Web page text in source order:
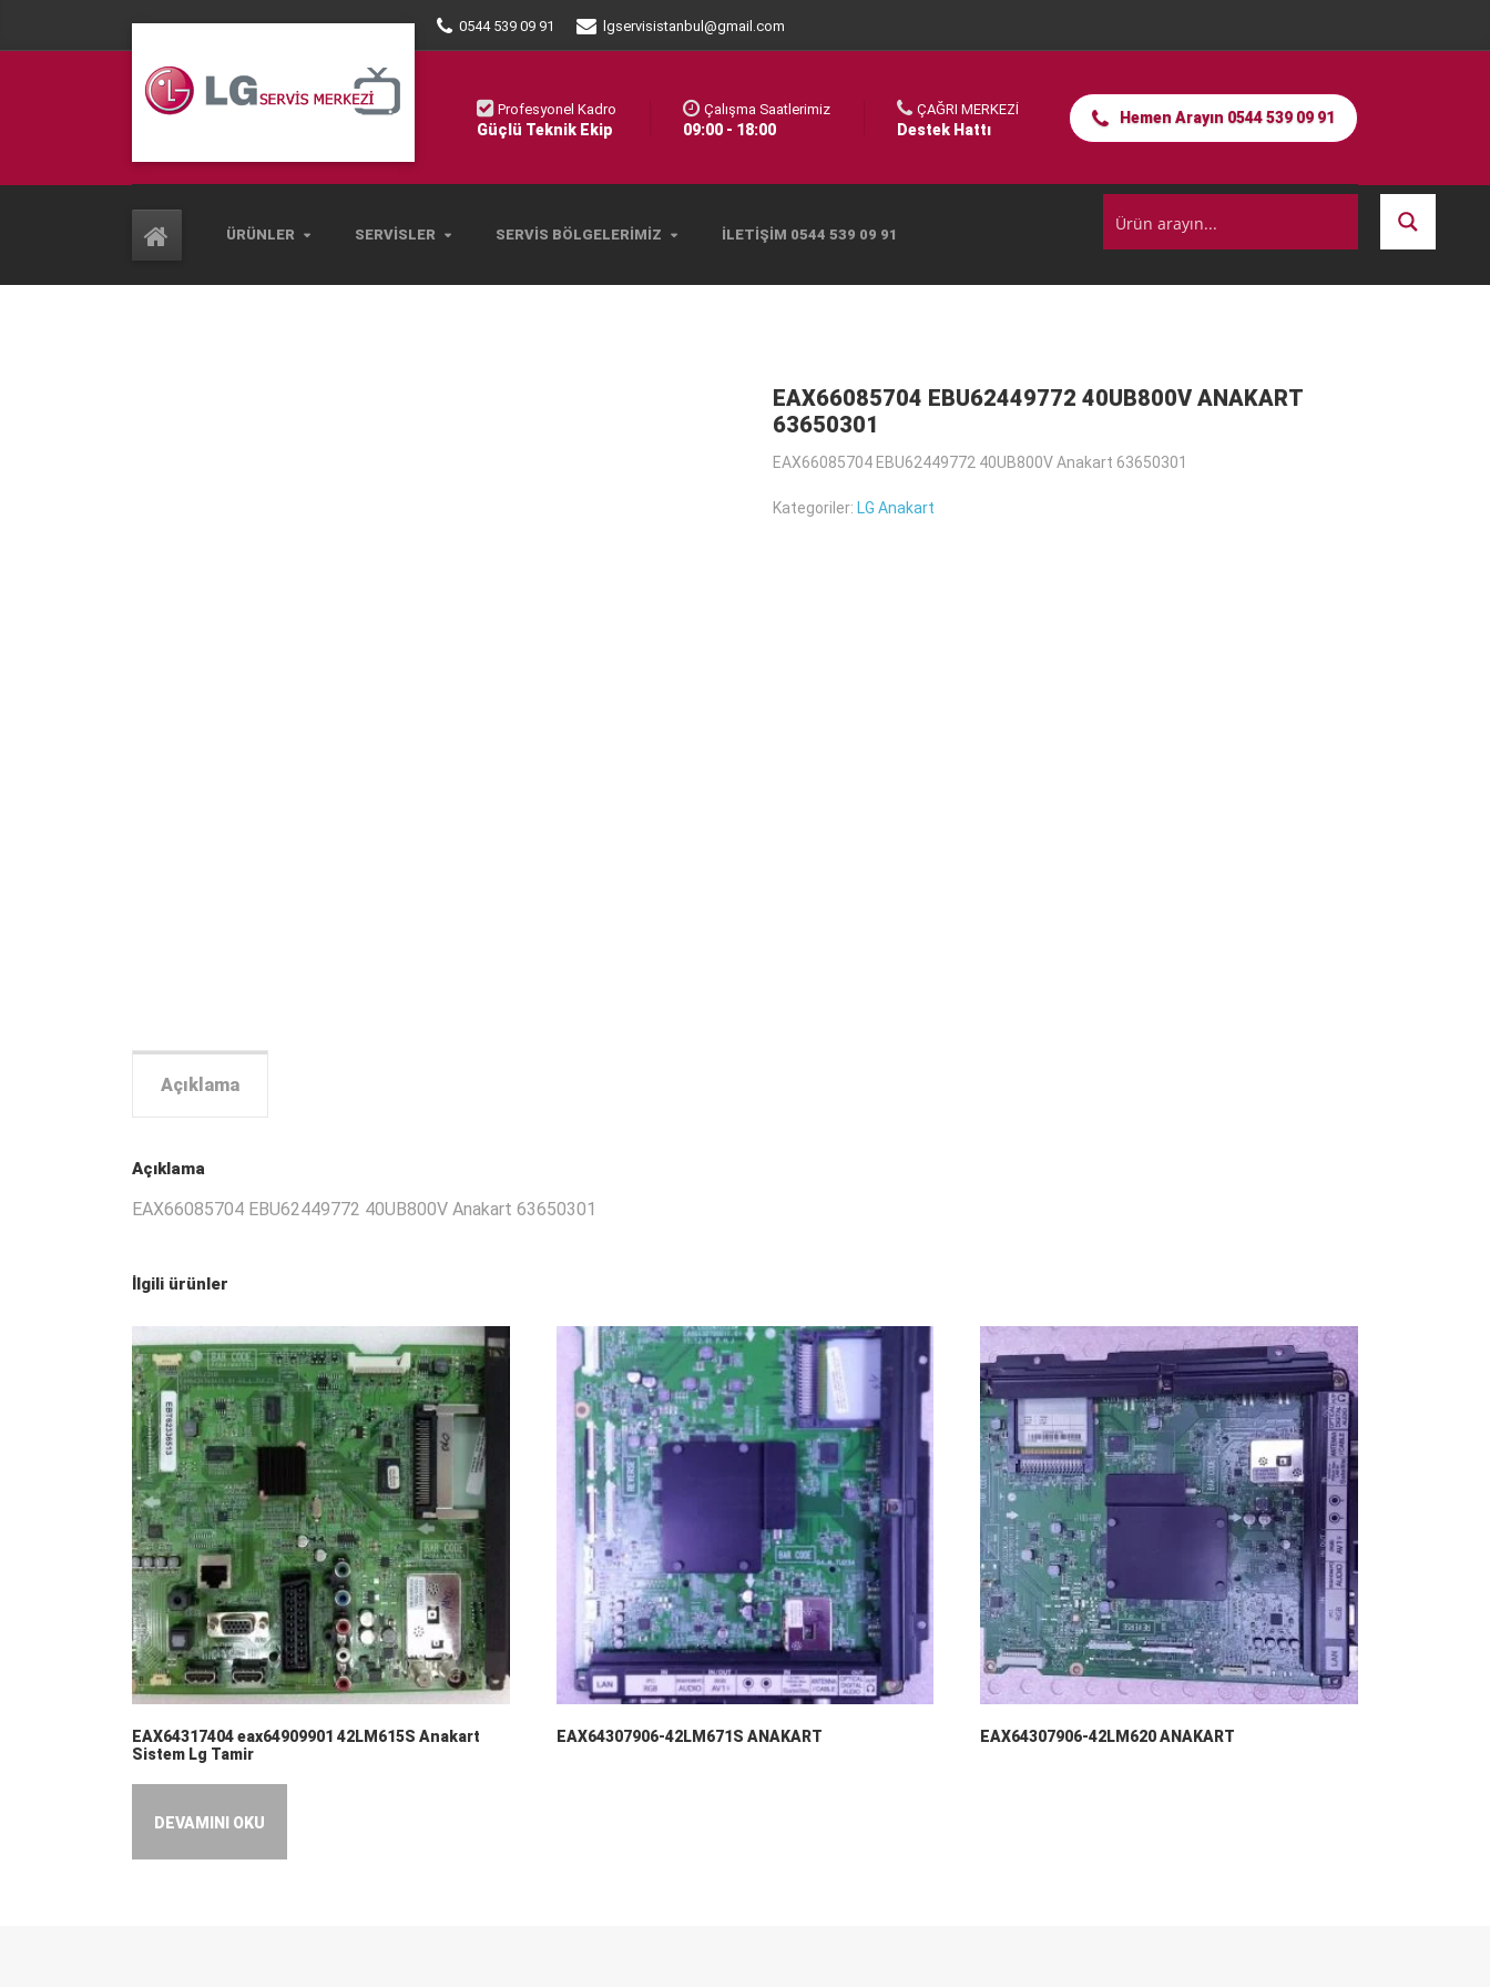
0544 539 09 91 lgservisistanbul@gmail.com
ÜRÜNLER SERVISLER SERVIS BÖLGELERIMIZ İLETIŞIM 0544 539 09 91
Profesyonel Kadro
Güçlü Teknik Ekip
Çalışma Saatlerimiz
09:00 - 18:00
ÇAĞRI MERKEZİ
Destek Hattı
Hemen Arayın 0544 539 09 91
EAX66085704 EBU62449772 40UB800V ANAKART
63650301
EAX66085704 EBU62449772 40UB800V Anakart 63650301
Kategoriler: LG Anakart
Açıklama
Açıklama
EAX66085704 EBU62449772 40UB800V Anakart 63650301
İlgili ürünler
EAX64317404 eax64909901 42LM615S Anakart
Sistem Lg Tamir
DEVAMINI OKU
EAX64307906-42LM671S ANAKART EAX64307906-42LM620 ANAKART